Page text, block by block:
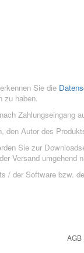
Sie die
zu haben.
Zahlungseingang
den Autor des
Sie zur
Versand umgehend
/ der Software bzw.
AGB